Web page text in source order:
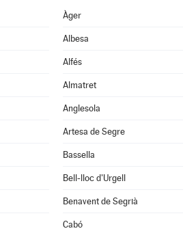
Àger
Albesa
Alfés
Almatret
Anglesola
Artesa de Segre
Bassella
Bell-lloc d'Urgell
Benavent de Segrià
Cabó